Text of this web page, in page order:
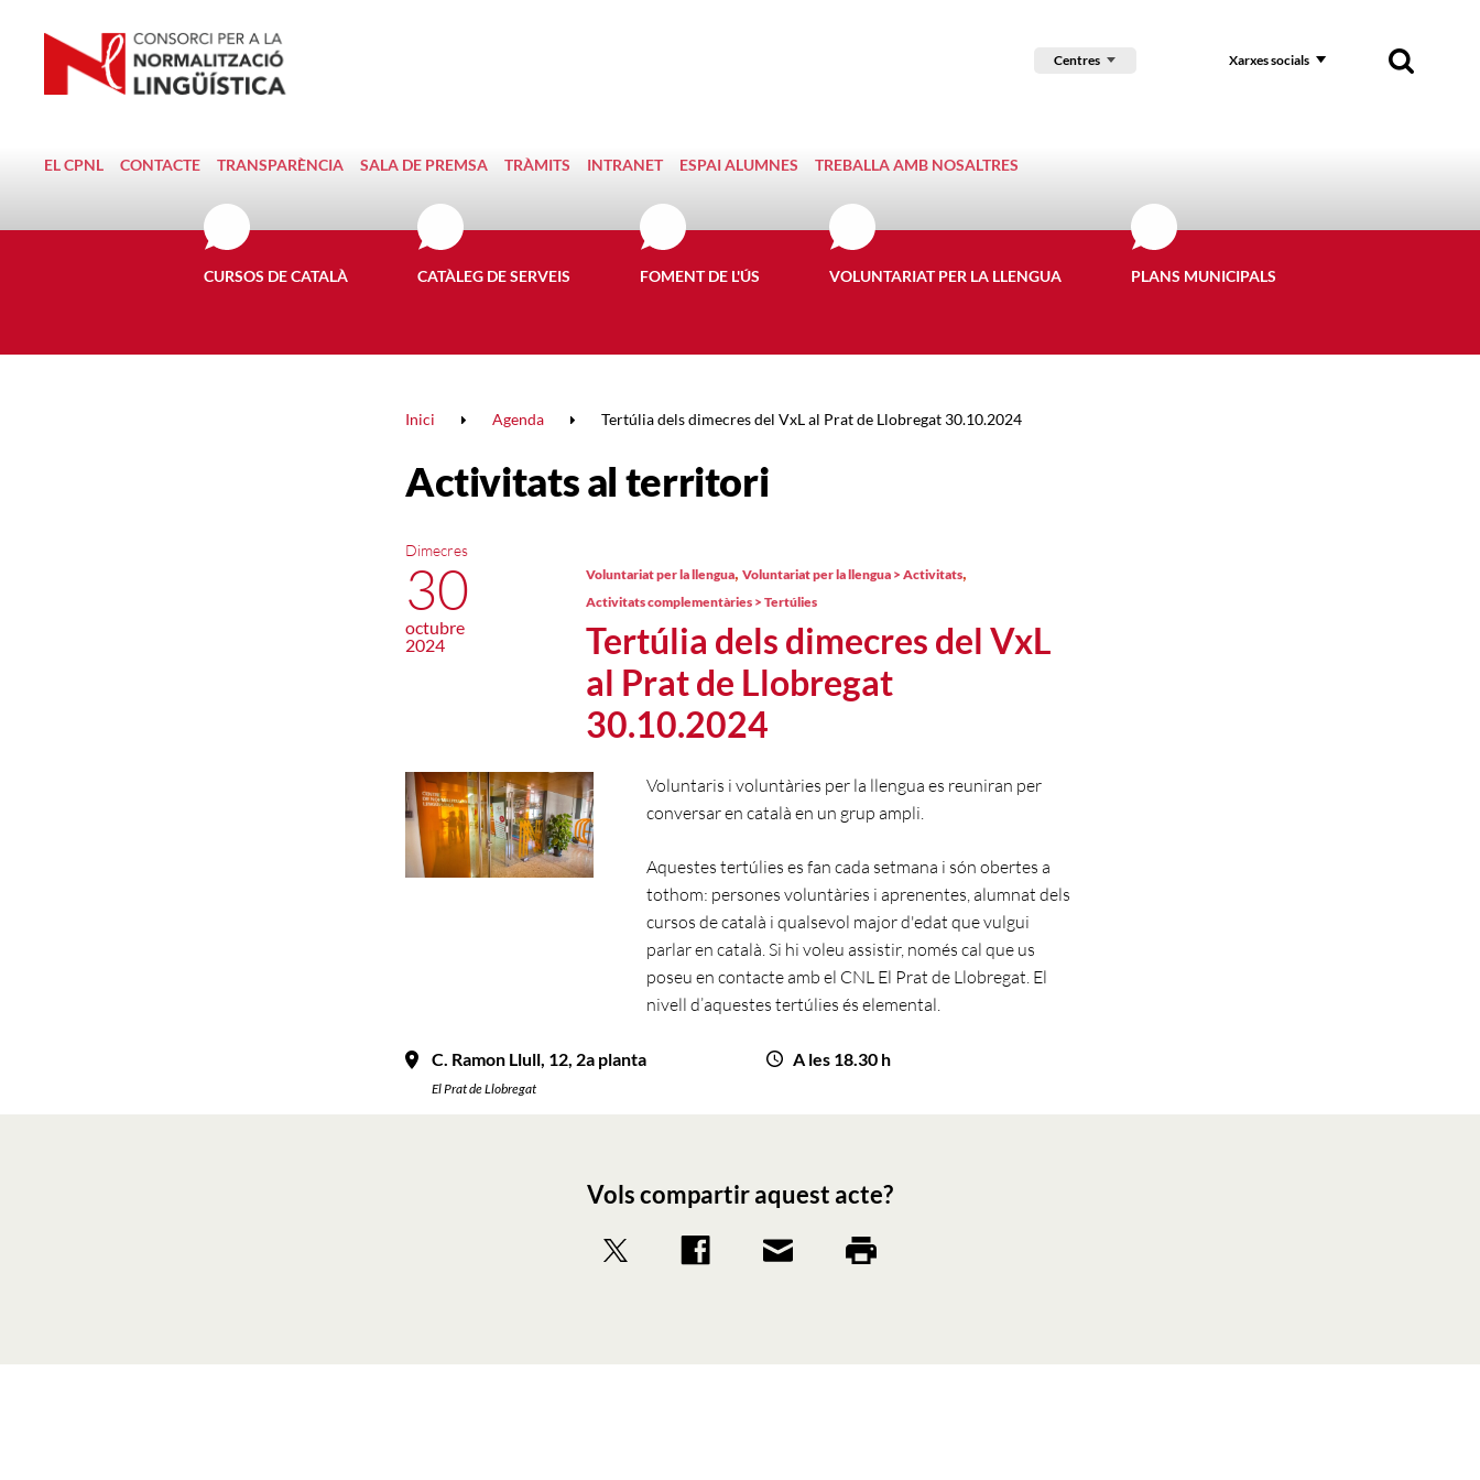
Centres Xarxes socials
EL CPNL CONTACTE TRANSPARÈNCIA SALA DE PREMSA TRÀMITS INTRANET ESPAI ALUMNES TREBALLA AMB NOSALTRES
CURSOS DE CATALÀ CATÀLEG DE SERVEIS FOMENT DE L'ÚS VOLUNTARIAT PER LA LLENGUA PLANS MUNICIPALS
Inici Agenda Tertúlia dels dimecres del VxL al Prat de Llobregat 30.10.2024
Activitats al territori
Tertúlia dels dimecres del VxL
al Prat de Llobregat
30.10.2024
Voluntariat per la llengua, Voluntariat per la llengua > Activitats,
Activitats complementàries > Tertúlies
Dimecres
30
octubre
2024
Voluntaris i voluntàries per la llengua es reuniran per
conversar en català en un grup ampli.
Aquestes tertúlies es fan cada setmana i són obertes a
tothom: persones voluntàries i aprenentes, alumnat dels
cursos de català i qualsevol major d'edat que vulgui
parlar en català. Si hi voleu assistir, només cal que us
poseu en contacte amb el CNL El Prat de Llobregat. El
nivell d’aquestes tertúlies és elemental.
C. Ramon Llull, 12, 2a planta
El Prat de Llobregat
A les 18.30 h
Vols compartir aquest acte?